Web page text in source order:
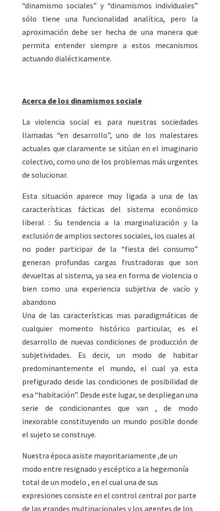
“dinamismo sociales” y “dinamismos individuales”
sólo tiene una funcionalidad analítica, pero la
aproximación debe ser hecha de una manera que
permita entender siempre a estos mecanismos
actuando dialécticamente.
Acerca de los dinamismos sociale
La violencia social es para nuestras sociedades
llamadas “en desarrollo”, uno de los malestares
actuales que claramente se sitúan en el imaginario
colectivo, como uno de los problemas más urgentes
de solucionar.
Esta situación aparece muy ligada a una de las
características fácticas del sistema económico
liberal : Su tendencia a la marginalización y la
exclusión de amplios sectores sociales, los cuales al
no poder participar de la “fiesta del consumo”
generan profundas cargas frustradoras que son
devueltas al sistema, ya sea en forma de violencia o
bien como una experiencia subjetiva de vacío y
abandono
Una de las características mas paradigmáticas de
cualquier momento histórico particular, es el
desarrollo de nuevas condiciones de producción de
subjetividades. Es decir, un modo de habitar
predominantemente el mundo, el cual ya esta
prefigurado desde las condiciones de posibilidad de
esa “habitación”. Desde este lugar, se despliegan una
serie de condicionantes que van , de modo
inexorable constituyendo un mundo posible donde
el sujeto se construye.
Nuestra época asiste mayoritariamente ,de un
modo entre resignado y escéptico a la hegemonía
total de un modelo , en el cual una de sus
expresiones consiste en el control central por parte
de las grandes multinacionales y los agentes de los